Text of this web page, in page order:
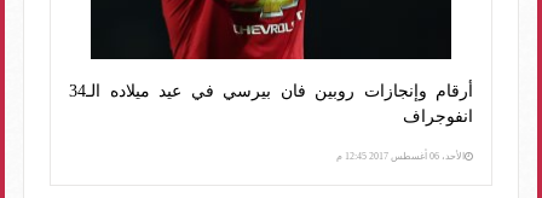
أرقام وإنجازات روبين فان بيرسي في عيد ميلاده الـ34
انفوجراف
الأحد، 06 أغسطس 2017 12:45 م